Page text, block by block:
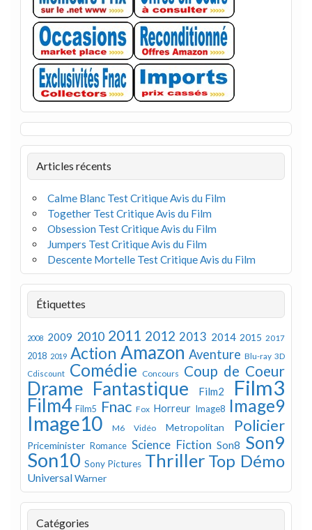
Articles récents
Calme Blanc Test Critique Avis du Film
Together Test Critique Avis du Film
Obsession Test Critique Avis du Film
Jumpers Test Critique Avis du Film
Descente Mortelle Test Critique Avis du Film
Étiquettes
2008 2009 2010 2011 2012 2013 2014 2015 2017
2018 2019 Action Amazon Aventure Blu-ray 3D
Cdiscount Comédie Concours Coup de Coeur
Drame Fantastique Film2 Film3
Film4 Film5 Fnac Fox Horreur Image8 Image9
Image10 M6 Vidéo Metropolitan Policier
Priceminister Romance Science Fiction Son8 Son9
Son10 Sony Pictures Thriller Top Démo
UniversalWarner
Catégories